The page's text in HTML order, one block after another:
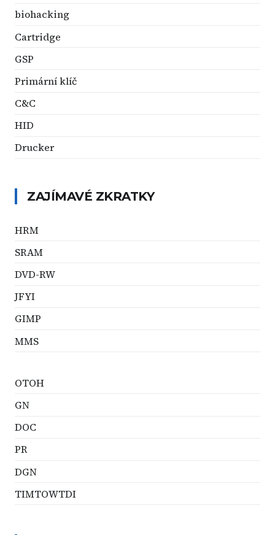
biohacking
Cartridge
GSP
Primární klíč
C&C
HID
Drucker
ZAJÍMAVÉ ZKRATKY
HRM
SRAM
DVD-RW
JFYI
GIMP
MMS
OTOH
GN
DOC
PR
DGN
TIMTOWTDI